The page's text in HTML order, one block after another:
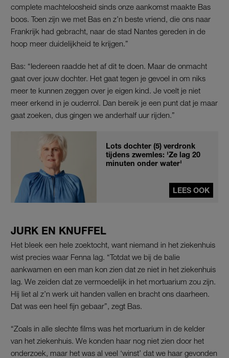
complete machteloosheid sinds onze aankomst maakte Bas
boos. Toen zijn we met Bas en z’n beste vriend, die ons naar
Frankrijk had gebracht, naar de stad Nantes gereden in de
hoop meer duidelijkheid te krijgen.”
Bas: “Iedereen raadde het af dit te doen. Maar de onmacht
gaat over jouw dochter. Het gaat tegen je gevoel in om niks
meer te kunnen zeggen over je eigen kind. Je voelt je niet
meer erkend in je ouderrol. Dan bereik je een punt dat je maar
gaat zoeken, dus gingen we anderhalf uur rijden.”
Lots dochter (5) verdronk
tijdens zwemles: 'Ze lag 20
minuten onder water'
LEES OOK
JURK EN KNUFFEL
Het bleek een hele zoektocht, want niemand in het ziekenhuis
wist precies waar Fenna lag. “Totdat we bij de balie
aankwamen en een man kon zien dat ze niet in het ziekenhuis
lag. We zeiden dat ze vermoedelijk in het mortuarium zou zijn.
Hij liet al z’n werk uit handen vallen en bracht ons daarheen.
Dat was een heel fijn gebaar”, zegt Bas.
“Zoals in alle slechte films was het mortuarium in de kelder
van het ziekenhuis. We konden haar nog niet zien door het
onderzoek, maar het was al veel ‘winst’ dat we haar gevonden